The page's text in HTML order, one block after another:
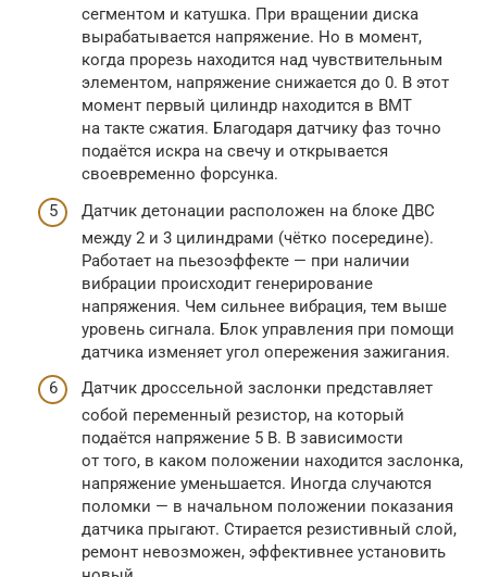
сегментом и катушка. При вращении диска
вырабатывается напряжение. Но в момент,
когда прорезь находится над чувствительным
элементом, напряжение снижается до 0. В этот
момент первый цилиндр находится в ВМТ
на такте сжатия. Благодаря датчику фаз точно
подаётся искра на свечу и открывается
своевременно форсунка.
Датчик детонации расположен на блоке ДВС
между 2 и 3 цилиндрами (чётко посередине).
Работает на пьезоэффекте — при наличии
вибрации происходит генерирование
напряжения. Чем сильнее вибрация, тем выше
уровень сигнала. Блок управления при помощи
датчика изменяет угол опережения зажигания.
Датчик дроссельной заслонки представляет
собой переменный резистор, на который
подаётся напряжение 5 В. В зависимости
от того, в каком положении находится заслонка,
напряжение уменьшается. Иногда случаются
поломки — в начальном положении показания
датчика прыгают. Стирается резистивный слой,
ремонт невозможен, эффективнее установить